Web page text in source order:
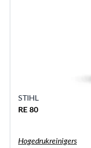
STIHL
RE 80
Hogedrukreinigers